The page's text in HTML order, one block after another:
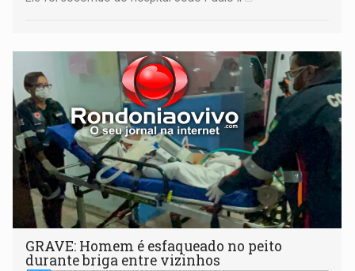
GRAVE: Homem é esfaqueado no peito
durante briga entre vizinhos